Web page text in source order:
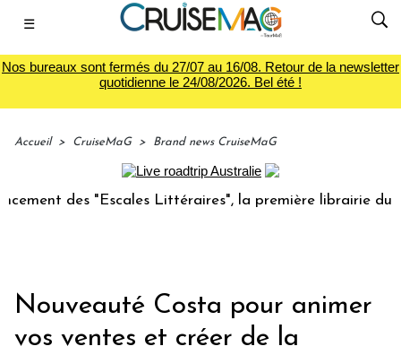
☰
Nos bureaux sont fermés du 27/07 au 16/08. Retour de la newsletter
quotidienne le 24/08/2026. Bel été !
Accueil > CruiseMaG > Brand news CruiseMaG
"Escales Littéraires", la première librairie du voyage
Nouveauté Costa pour animer
vos ventes et créer de la